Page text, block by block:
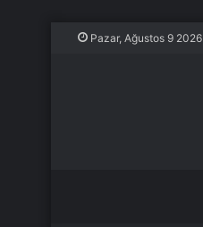
Pazar, Ağustos 9 2026